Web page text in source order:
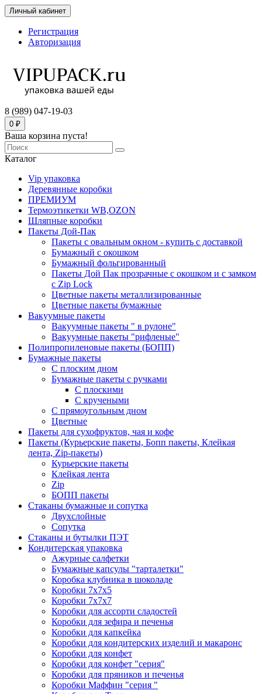
Личный кабинет
Регистрация
Авторизация
8 (989) 047-19-03
0 ₽
Ваша корзина пуста!
Каталог
Vip упаковка
Деревянные коробки
ПРЕМИУМ
Термоэтикетки WB,OZON
Шляпные коробки
Пакеты Дой-Пак
Пакеты с овальным окном - купить с доставкой
Бумажный с окошком
Бумажный фольгированный
Пакеты Дой Пак прозрачные с окошком и с замком
с Zip Lock
Цветные пакеты металлизированные
Цветные пакеты бумажные
Вакуумные пакеты
Вакуумные пакеты " в рулоне"
Вакуумные пакеты "рифленые"
Полипропиленовые пакеты (БОПП)
Бумажные пакеты
С плоским дном
Бумажные пакеты с ручками
С плоскими
С кручеными
С прямоугольным дном
Цветные
Пакеты для сухофруктов, чая и кофе
Пакеты (Курьерские пакеты, Бопп пакеты, Клейкая
лента, Zip-пакеты)
Курьерские пакеты
Клейкая лента
Zip
БОПП пакеты
Стаканы бумажные и сопутка
Двухслойные
Сопутка
Стаканы и бутылки ПЭТ
Кондитерская упаковка
Ажурные салфетки
Бумажные капсулы "тарталетки"
Коробка клубника в шоколаде
Коробки 7х7х5
Коробки 7х7х7
Коробки для ассорти сладостей
Коробки для зефира и печенья
Коробки для капкейка
Коробки для кондитерских изделий и макаронс
Коробки для конфет
Коробки для конфет "серия"
Коробки для пряников и печенья
Коробки Маффин "серия "